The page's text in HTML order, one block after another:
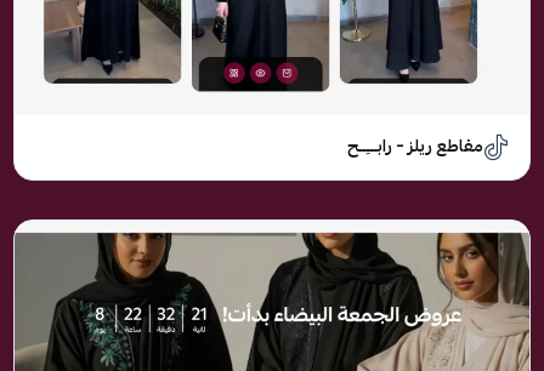
مقاطع ريلز – رابـــِــح